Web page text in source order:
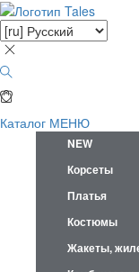
Каталог МЕНЮ
NEW
Корсеты
Платья
Костюмы
Жакеты,